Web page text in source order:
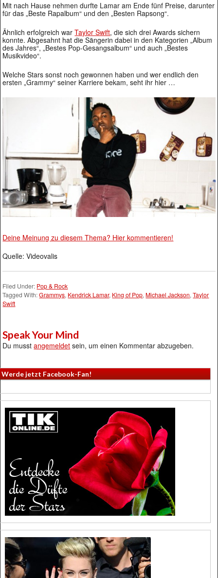
Mit nach Hause nehmen durfte Lamar am Ende fünf Preise, darunter
für das „Beste Rapalbum“ und den „Besten Rapsong“.
Ähnlich erfolgreich warTaylor Swift, die sich drei Awards sichern
konnte. Abgesahnt hat die Sängerin dabei in den Kategorien „Album
des Jahres“, „Bestes Pop-Gesangsalbum“ und auch „Bestes
Musikvideo“.
Welche Stars sonst noch gewonnen haben und wer endlich den
ersten „Grammy“ seiner Karriere bekam, seht ihr hier …
Deine Meinung zu diesem Thema? Hier kommentieren!
Quelle: Videovalis
Filed Under: Pop & Rock
Tagged With:Grammys, Kendrick Lamar, King of Pop, Michael Jackson,Taylor
Swift
Speak Your Mind
Du musstangemeldet sein, um einen Kommentar abzugeben.
Werde jetzt Facebook-Fan!